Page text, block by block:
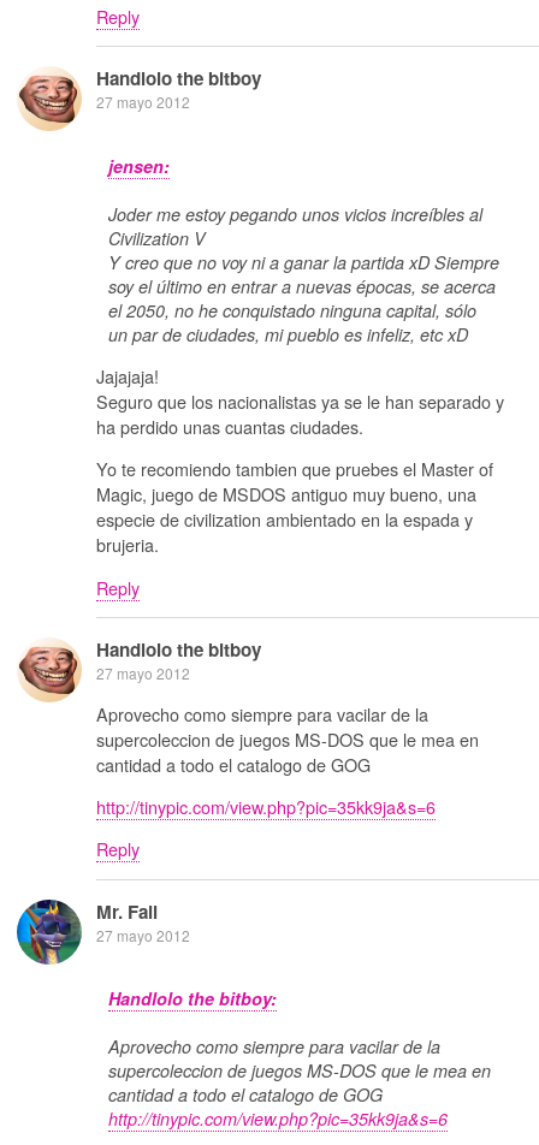
Reply
Handlolo the bitboy
27 mayo 2012
jensen:
Joder me estoy pegando unos vicios increíbles al
Civilization V
Y creo que no voy ni a ganar la partida xD Siempre
soy el último en entrar a nuevas épocas, se acerca
el 2050, no he conquistado ninguna capital, sólo
un par de ciudades, mi pueblo es infeliz, etc xD
Jajajaja!
Seguro que los nacionalistas ya se le han separado y
ha perdido unas cuantas ciudades.
Yo te recomiendo tambien que pruebes el Master of
Magic, juego de MSDOS antiguo muy bueno, una
especie de civilization ambientado en la espada y
brujeria.
Reply
Handlolo the bitboy
27 mayo 2012
Aprovecho como siempre para vacilar de la
supercoleccion de juegos MS-DOS que le mea en
cantidad a todo el catalogo de GOG
http://tinypic.com/view.php?pic=35kk9ja&s=6
Reply
Mr. Fail
27 mayo 2012
Handlolo the bitboy:
Aprovecho como siempre para vacilar de la
supercoleccion de juegos MS-DOS que le mea en
cantidad a todo el catalogo de GOG
http://tinypic.com/view.php?pic=35kk9ja&s=6